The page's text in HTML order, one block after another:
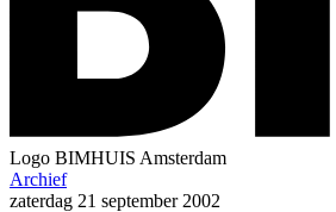
Logo BIMHUIS Amsterdam
Archief
zaterdag 21 september 2002